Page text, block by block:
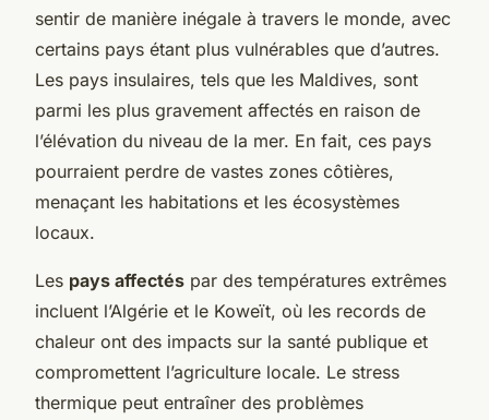
sentir de manière inégale à travers le monde, avec
certains pays étant plus vulnérables que d’autres.
Les pays insulaires, tels que les Maldives, sont
parmi les plus gravement affectés en raison de
l’élévation du niveau de la mer. En fait, ces pays
pourraient perdre de vastes zones côtières,
menaçant les habitations et les écosystèmes
locaux.
Les pays affectés par des températures extrêmes
incluent l’Algérie et le Koweït, où les records de
chaleur ont des impacts sur la santé publique et
compromettent l’agriculture locale. Le stress
thermique peut entraîner des problèmes